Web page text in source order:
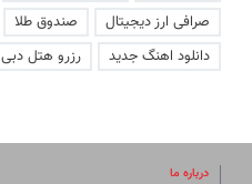
صرافی ارز دیجیتال
صندوق طلا
دانلود اهنگ جدید
رزرو هتل دبی
درباره ما